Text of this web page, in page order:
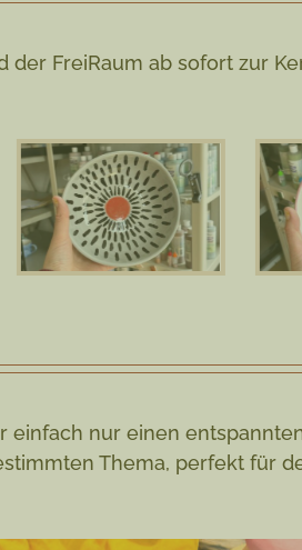
FreiRaum ab sofort zur
einfach nur einen
Thema, perfekt für